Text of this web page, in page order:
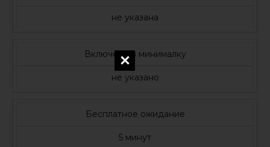
не указана
Включено в минималку
не указано
Бесплатное ожидание
5 минут